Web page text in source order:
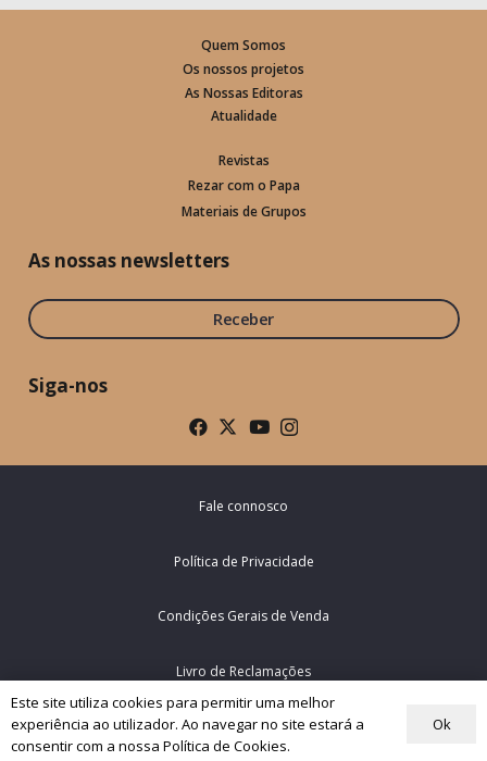
Quem Somos
Os nossos projetos
As Nossas Editoras
Atualidade
Revistas
Rezar com o Papa
Materiais de Grupos
As nossas newsletters
Receber
Siga-nos
© Rede Mundial da Oração do Papa – Portugal 2026
Fale connosco
Política de Privacidade
Condições Gerais de Venda
Livro de Reclamações
Este site utiliza cookies para permitir uma melhor
experiência ao utilizador. Ao navegar no site estará a
consentir com a nossa Política de Cookies.
Ok